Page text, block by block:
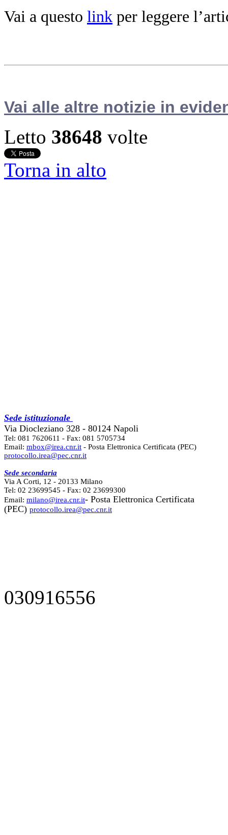
Vai a questo link per leggere
Vai alle altre notizie in
Letto 38648 volte
Torna in alto
Sede istituzionale
Via Diocleziano 328 - 80124 Napoli
Tel: 081 7620611 - Fax: 081 5705734
Email: mbox@irea.cnr.it - Posta Elettronica Certificata (PEC)
protocollo.irea@pec.cnr.it
Sede secondaria
Via A Corti, 12 - 20133 Milano
Tel: 02 23699545 - Fax: 02 23699300
Email: milano@irea.cnr.it- Posta Elettronica Certificata
(PEC) protocollo.irea@pec.cnr.it
030916556